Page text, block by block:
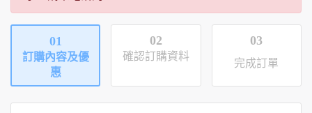
海島假期
韓國
東南亞
01
訂購內容及優
惠
02
確認訂購資料
03
完成訂單